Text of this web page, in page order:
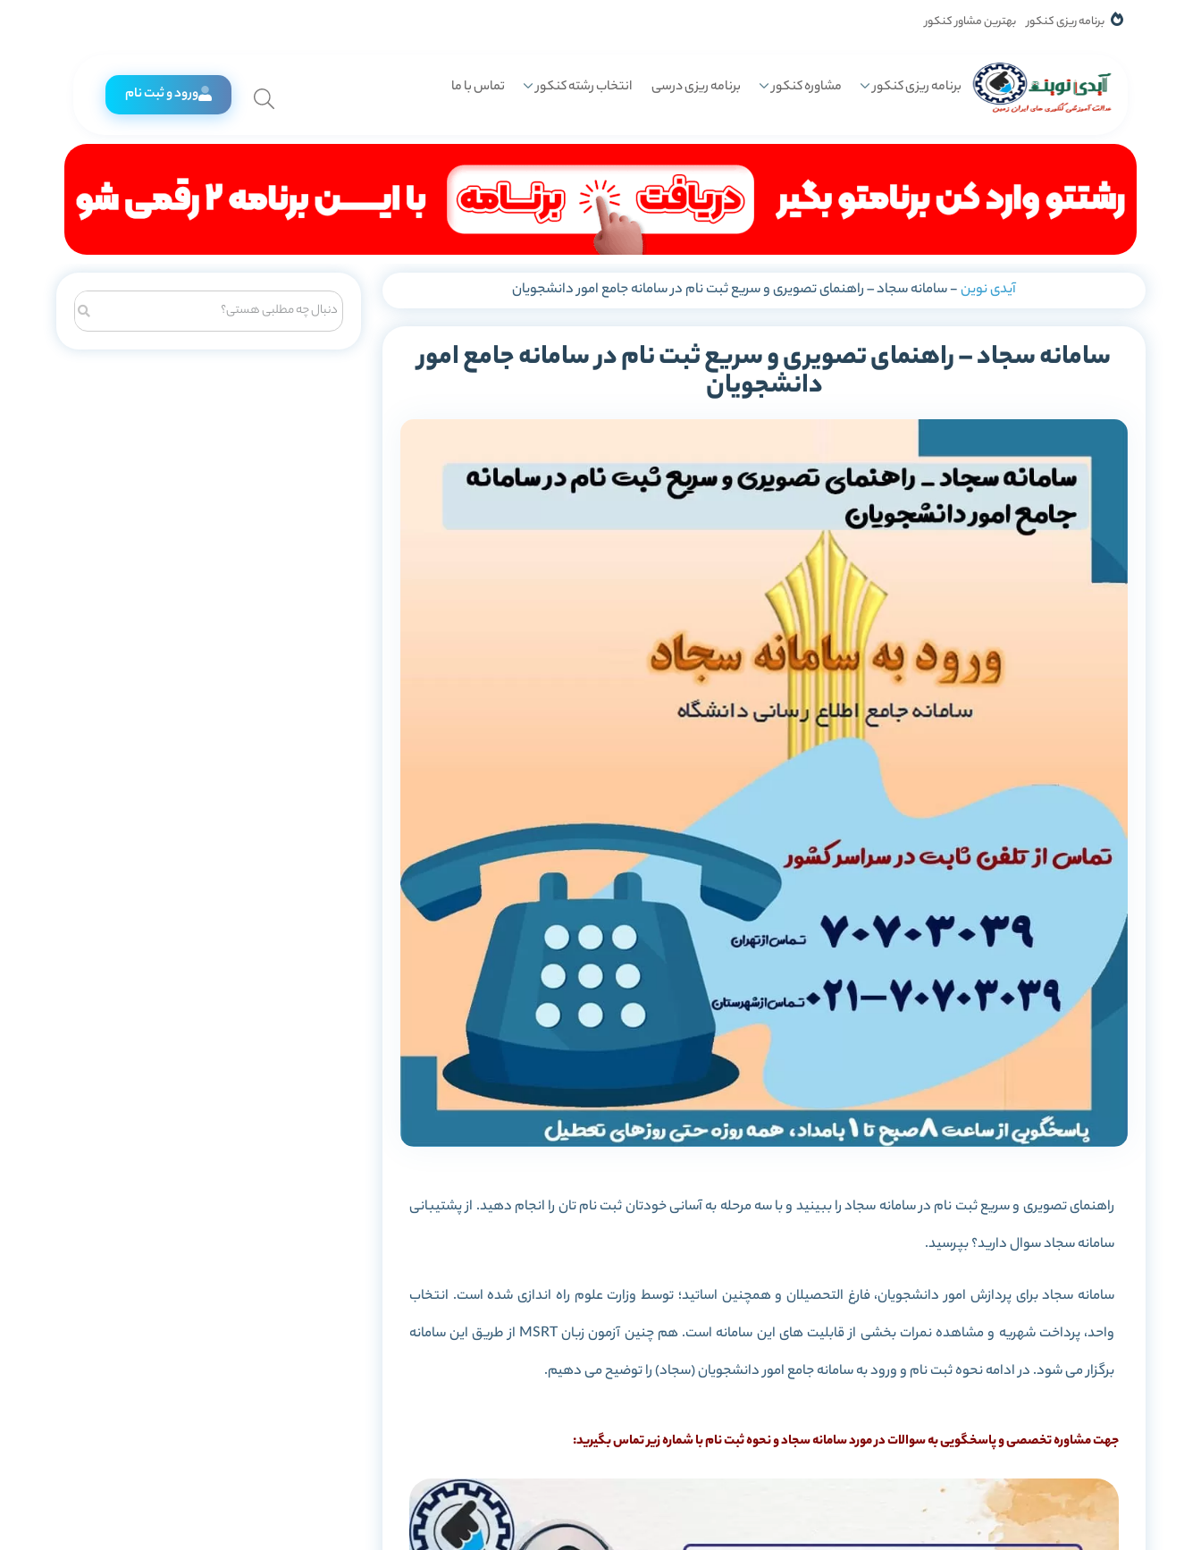
برنامه ریزی کنکور بهترین مشاور کنکور
برنامه ریزی کنکور مشاوره کنکور برنامه ریزی درسی انتخاب رشته کنکور تماس با ما ورود و ثبت نام
آیدی نوین-سامانه سجاد – راهنمای تصویری و سریع ثبت نام در سامانه جامع امور دانشجویان
سامانه سجاد – راهنمای تصویری و سریع ثبت نام در سامانه جامع امور
دانشجویان
راهنمای تصویری و سریع ثبت نام در سامانه سجاد را ببینید و با سه مرحله به آسانی خودتان ثبت نام تان را انجام دهید. از پشتیبانی
سامانه سجاد سوال دارید؟ بپرسید.
سامانه سجاد برای پردازش امور دانشجویان، فارغ التحصیلان و همچنین اساتید؛ توسط وزارت علوم راه اندازی شده است. انتخاب
واحد، پرداخت شهریه و مشاهده نمرات بخشی از قابلیت های این سامانه است. هم چنین آزمون زبان MSRT از طریق این سامانه
برگزار می شود. در ادامه نحوه ثبت نام و ورود به سامانه جامع امور دانشجویان (سجاد) را توضیح می دهیم.
جهت مشاوره تخصصی و پاسخگویی به سوالات در مورد سامانه سجاد و نحوه ثبت نام با شماره زیر تماس بگیرید: